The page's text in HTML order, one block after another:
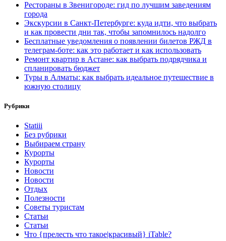
Рестораны в Звенигороде: гид по лучшим заведениям
города
Экскурсии в Санкт-Петербурге: куда идти, что выбрать
и как провести дни так, чтобы запомнилось надолго
Бесплатные уведомления о появлении билетов РЖД в
телеграм-боте: как это работает и как использовать
Ремонт квартир в Астане: как выбрать подрядчика и
спланировать бюджет
Туры в Алматы: как выбрать идеальное путешествие в
южную столицу
Рубрики
Statiii
Без рубрики
Выбираем страну
Курорты
Курорты
Новости
Новости
Отдых
Полезности
Советы туристам
Статьи
Статьи
Что {прелесть что такое|красивый} iTable?